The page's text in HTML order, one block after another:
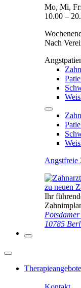
Mo, Mi, Fr:
10.00 –
Nach
Angstfreie
Ihr
10785
Therapieangebote